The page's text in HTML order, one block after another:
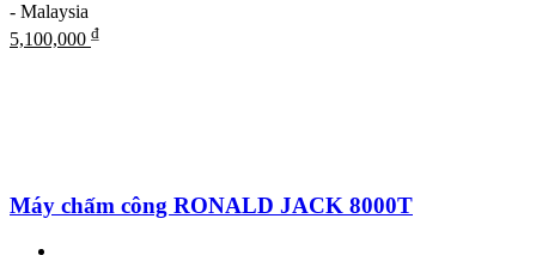
- Malaysia
5,100,000 ₫
Máy chấm công RONALD JACK 8000T